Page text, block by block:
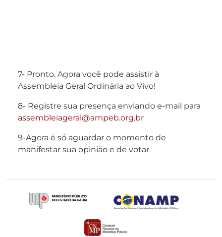
7- Pronto. Agora você pode assistir à
Assembleia Geral Ordinária ao Vivo!
8- Registre sua presença enviando e-mail para
assembleiageral@ampeb.org.br
9-Agora é só aguardar o momento de
manifestar sua opinião e de votar.